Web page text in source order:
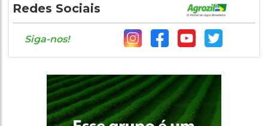
Redes Sociais
Siga-nos!